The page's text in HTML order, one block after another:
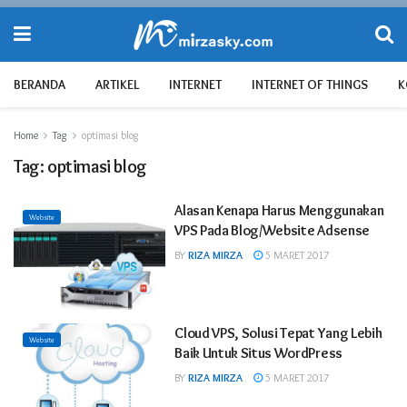
BERANDA ARTIKEL INTERNET INTERNET OF THINGS
Home Tag optimasi blog
Tag: optimasi blog
Website
Alasan Kenapa Harus Menggunakan
VPS Pada Blog/Website Adsense
BY RIZA MIRZA 5 MARET 2017
Website
Cloud VPS, Solusi Tepat Yang Lebih
Baik Untuk Situs WordPress
BY RIZA MIRZA 5 MARET 2017